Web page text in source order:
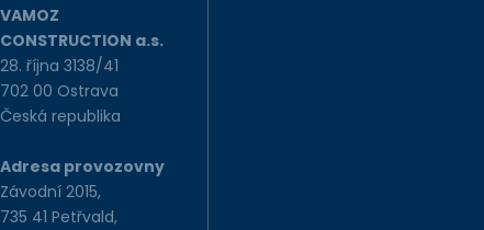
VAMOZ
CONSTRUCTION a.s.
28. října 3138/41
702 00 Ostrava
Česká republika
Adresa provozovny
Závodní 2015,
735 41 Petřvald,